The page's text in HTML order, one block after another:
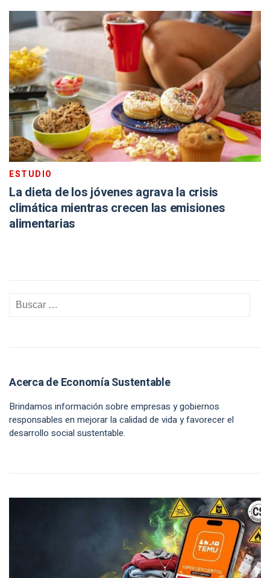
ESTUDIO
La dieta de los jóvenes agrava la crisis
climática mientras crecen las emisiones
alimentarias
Acerca de Economía Sustentable
Brindamos información sobre empresas y gobiernos
responsables en mejorar la calidad de vida y favorecer el
desarrollo social sustentable.